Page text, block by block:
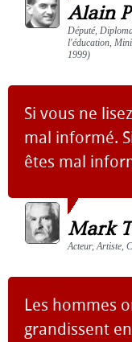
Alain
Député,
l'éducation,
1999)
Si vous ne
mal informé.
êtes mal
Mark
Acteur, Artiste,
Les hommes
grandissent